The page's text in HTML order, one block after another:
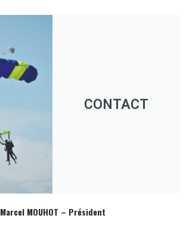
CONTACT
Marcel MOUHOT – Président